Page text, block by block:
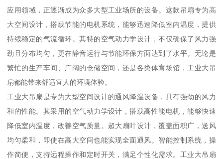
应用领域，正逐渐成为众多大型工业场所的设备。这款吊扇专为高
大空间设计，搭载节能的电机系统，能够迅速降低室内温度，提供
持续稳定的气流循环。其特的空气动力学设计，不仅确保了风力强
劲且分布均匀，更在静音运行与节能环保方面达到了水平。无论是
繁忙的生产车间、广阔的仓储空间，还是各类体育场馆，工业大吊
扇都能带来舒适宜人的环境体验。
工业大吊扇是专为大型空间设计的通风降温设备，具有强劲的风力
和的性能。其采用的空气动力学设计，搭载高性能电机，能够快速
降低室内温度，改善空气质量。超大扇叶设计，覆盖面积广，送风
均匀柔和，即使在高大空间也能实现全面通风。智能控制系统，操
作简便，支持远程操作和定时开关，满足个性化需求。工业大吊扇